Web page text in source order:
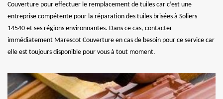
Couverture pour effectuer le remplacement de tuiles car c’est une
entreprise compétente pour la réparation des tuiles brisées à Soliers
14540 et ses régions environnantes. Dans ce cas, contacter
immédiatement Marescot Couverture en cas de besoin pour ce service car
elle est toujours disponible pour vous à tout moment.